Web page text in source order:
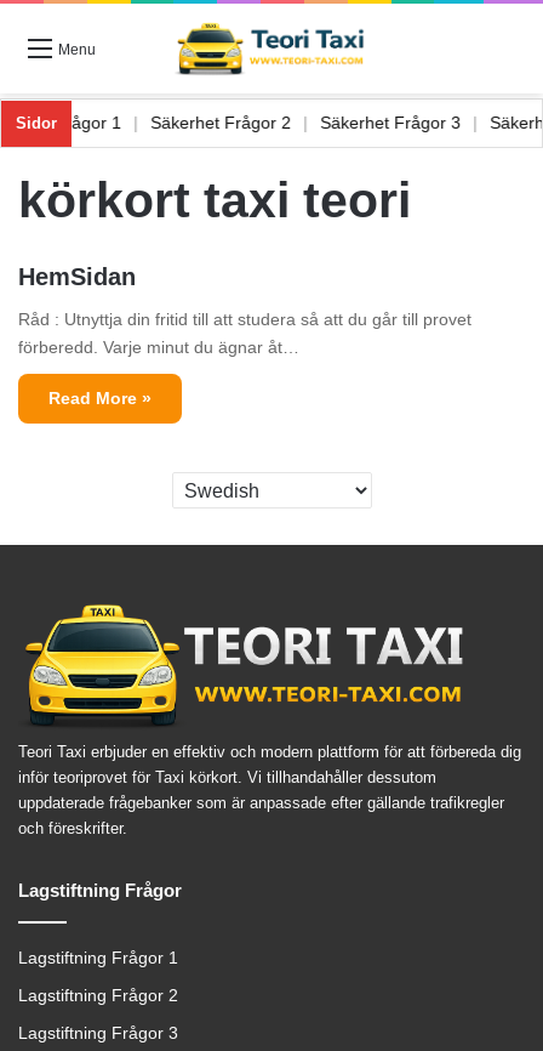
Menu
SidorFrågor 1 Säkerhet Frågor 2 Säkerhet Frågor 3
körkort taxi teori
HemSidan
Råd : Utnyttja din fritid till att studera så att du går till provet
förberedd. Varje minut du ägnar åt…
Read More »
Teori Taxi erbjuder en effektiv och modern plattform för att förbereda dig
inför teoriprovet för Taxi körkort. Vi tillhandahåller dessutom
uppdaterade frågebanker som är anpassade efter gällande trafikregler
och föreskrifter.
Lagstiftning Frågor
Lagstiftning Frågor 1
Lagstiftning Frågor 2
Lagstiftning Frågor 3